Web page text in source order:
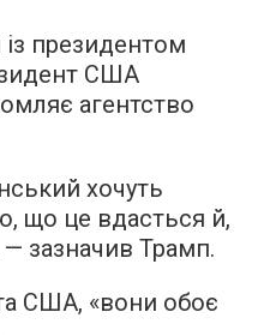
із президентом
США
агентство
хочуть
що це вдасться й,
зазначив Трамп.
США, «вони обоє